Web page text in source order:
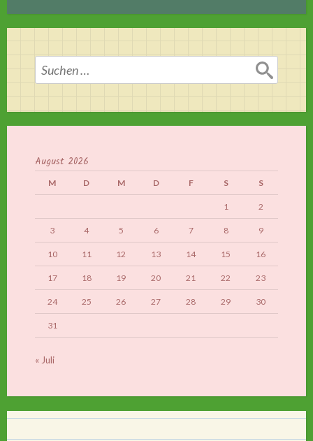
Suchen
nach:
August 2026
M D M D F S S
1 2
3 4 5 6 7 8 9
10 11 12 13 14 15 16
17 18 19 20 21 22 23
24 25 26 27 28 29 30
31
« Juli